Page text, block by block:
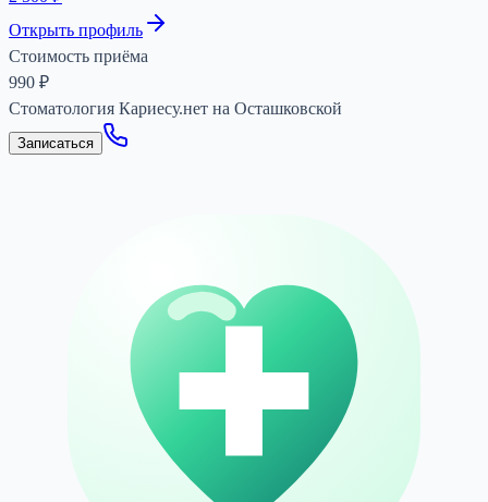
Открыть профиль
Стоимость приёма
990 ₽
Стоматология Кариесу.нет на Осташковской
Записаться